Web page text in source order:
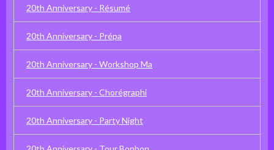
20th Anniversary - Résumé
20th Anniversary - Prépa
20th Anniversary - Workshop Ma
20th Anniversary - Chorégraphi
20th Anniversary - Party Night